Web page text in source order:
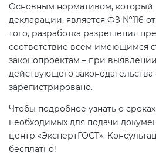
Основным нормативом, который
декларации, является ФЗ №116
того, разработка разрешения
соответствие всем имеющимся
законопроектам – при
действующего
зарегистрировано.
Чтобы подробнее узнать о
необходимых для подачи
центр «ЭкспертГОСТ».
бесплатно!